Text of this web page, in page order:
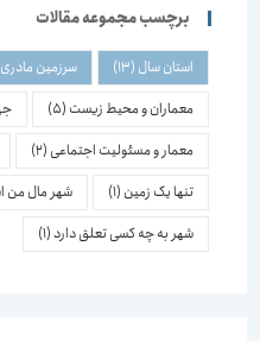
برچسب مجموعه مقالات
استان سال(13) سرزمین مادری(10)
معماران و محیط زیست(5)
معمار و مسئولیت اجتماعی(2)
تنها یک زمین(1) شهر مال من
شهر به چه کسی تعلق دارد(1)